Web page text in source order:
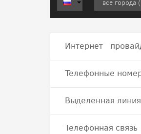
Интернет
Телефонные
Выделенная линия
Телефонная связь